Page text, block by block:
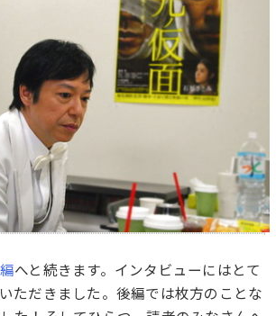
へと続きます。インタビューにはとて
ただきました。後編では枚方のことな